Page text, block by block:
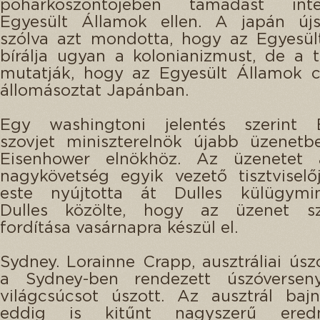
pohárköszöntőjében támadást
Egyesült Államok ellen. A japán
szólva azt mondotta, hogy az
bírálja ugyan a kolonianizmust, de a
mutatják, hogy az Egyesült Államok
állomásoztat Japánban.
Egy washingtoni jelentés szerint
szovjet miniszterelnök újabb
Eisenhower elnökhöz. Az üzenetet
nagykövetség egyik vezető
este nyújtotta át Dulles
Dulles közölte, hogy az üzenet
fordítása vasárnapra készül el.
Sydney. Lorainne Crapp, ausztráliai
a Sydney-ben rendezett
világcsúcsot úszott. Az ausztrál
eddig is kitűnt nagyszerű